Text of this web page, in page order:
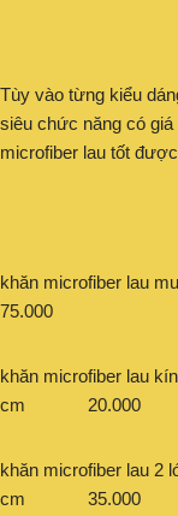
Tùy vào từng kiểu
siêu chức năng có
microfiber lau tốt
khăn microfiber
75.000
khăn microfiber lau
cm 20.000
khăn microfiber lau
cm 35.000